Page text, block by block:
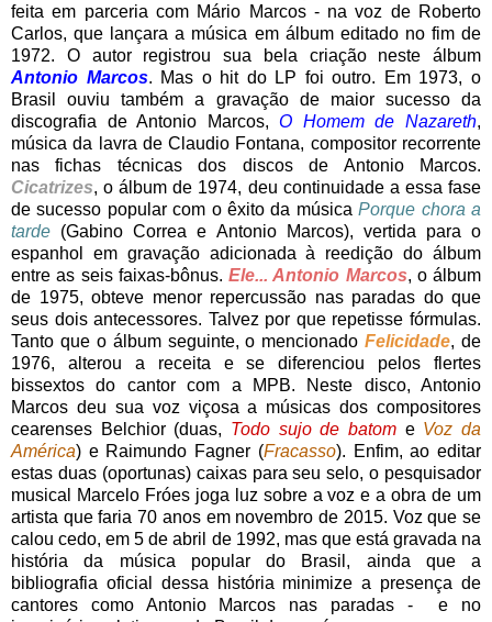
feita em parceria com Mário Marcos - na voz de Roberto
Carlos, que lançara a música em álbum editado no fim de
1972. O autor registrou sua bela criação neste álbum
Antonio Marcos. Mas o hit do LP foi outro. Em 1973, o
Brasil ouviu também a gravação de maior sucesso da
discografia de Antonio Marcos,O Homem de Nazareth,
música da lavra de Claudio Fontana, compositor recorrente
nas fichas técnicas dos discos de Antonio Marcos.
Cicatrizes, o álbum de 1974, deu continuidade a essa fase
de sucesso popular com o êxito da músicaPorque chora a
tarde (Gabino Correa e Antonio Marcos), vertida para o
espanhol em gravação adicionada à reedição do álbum
entre as seis faixas-bônus. Ele... Antonio Marcos, o álbum
de 1975, obteve menor repercussão nas paradas do que
seus dois antecessores. Talvez por que repetisse fórmulas.
Tanto que o álbum seguinte, o mencionadoFelicidade, de
1976, alterou a receita e se diferenciou pelos flertes
bissextos do cantor com a MPB. Neste disco, Antonio
Marcos deu sua voz viçosa a músicas dos compositores
cearenses Belchior (duas, Todo sujo de batom e Voz da
América) e Raimundo Fagner (Fracasso). Enfim, ao editar
estas duas (oportunas) caixas para seu selo, o pesquisador
musical Marcelo Fróes joga luz sobre a voz e a obra de um
artista que faria 70 anos em novembro de 2015. Voz que se
calou cedo, em 5 de abril de 1992, mas que está gravada na
história da música popular do Brasil, ainda que a
bibliografia oficial dessa história minimize a presença de
cantores como Antonio Marcos nas paradas - e no